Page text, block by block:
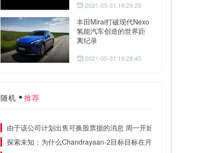
2021-05-31 16:29:25
丰田Mirai打破现代Nexo
氢能汽车创造的世界距
离纪录
2021-05-31 16:28:45
随机 推荐
由于该公司计划出售可换股票据的消息 周一开始的下跌趋势在周二继
探索未知：为什么Chandrayaan-2目标目标在月球南极上着陆